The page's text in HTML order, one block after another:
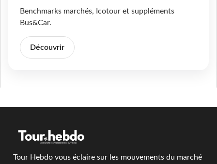
Benchmarks marchés, Icotour et suppléments
Bus&Car.
Découvrir
Tour Hebdo vous éclaire sur les mouvements du marché